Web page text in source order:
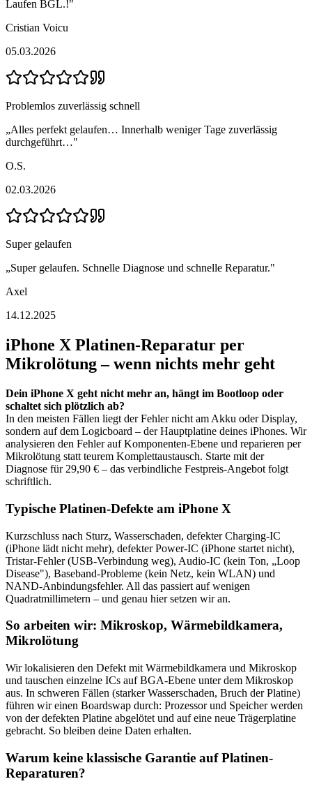
Laufen BGL.!"
Cristian Voicu
05.03.2026
Problemlos zuverlässig schnell
„Alles perfekt gelaufen… Innerhalb weniger Tage zuverlässig
durchgeführt…"
O.S.
02.03.2026
Super gelaufen
„Super gelaufen. Schnelle Diagnose und schnelle Reparatur."
Axel
14.12.2025
iPhone X Platinen-Reparatur per
Mikrolötung – wenn nichts mehr geht
Dein iPhone X geht nicht mehr an, hängt im Bootloop oder
schaltet sich plötzlich ab?
In den meisten Fällen liegt der Fehler nicht am Akku oder Display,
sondern auf dem Logicboard – der Hauptplatine deines iPhones. Wir
analysieren den Fehler auf Komponenten-Ebene und reparieren per
Mikrolötung statt teurem Komplettaustausch. Starte mit der
Diagnose für 29,90 € – das verbindliche Festpreis-Angebot folgt
schriftlich.
Typische Platinen-Defekte am iPhone X
Kurzschluss nach Sturz, Wasserschaden, defekter Charging-IC
(iPhone lädt nicht mehr), defekter Power-IC (iPhone startet nicht),
Tristar-Fehler (USB-Verbindung weg), Audio-IC (kein Ton, „Loop
Disease"), Baseband-Probleme (kein Netz, kein WLAN) und
NAND-Anbindungsfehler. All das passiert auf wenigen
Quadratmillimetern – und genau hier setzen wir an.
So arbeiten wir: Mikroskop, Wärmebildkamera,
Mikrolötung
Wir lokalisieren den Defekt mit Wärmebildkamera und Mikroskop
und tauschen einzelne ICs auf BGA-Ebene unter dem Mikroskop
aus. In schweren Fällen (starker Wasserschaden, Bruch der Platine)
führen wir einen Boardswap durch: Prozessor und Speicher werden
von der defekten Platine abgelötet und auf eine neue Trägerplatine
gebracht. So bleiben deine Daten erhalten.
Warum keine klassische Garantie auf Platinen-
Reparaturen?